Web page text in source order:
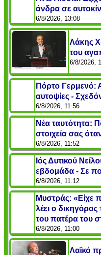
άνδρα σε
6/8/2026, 13:08
Λάκης
του
6/8/2026,
Πόρτο Γερμενό:
αυτοψίες -
6/8/2026, 11:56
Νέα ταυτότητα:
στοιχεία σας
6/8/2026, 11:52
Ιός Δυτικού
εβδομάδα - Σε
6/8/2026, 11:12
Μυστράς: «Είχε
λέει ο
του πατέρα του
6/8/2026, 11:00
Λαϊκό